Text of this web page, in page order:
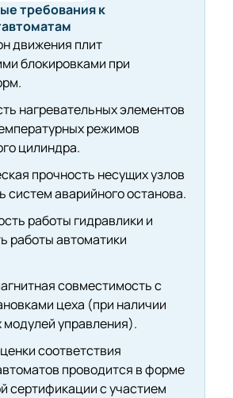
требования к
движения плит
блокировками при
нагревательных элементов
режимов
цилиндра.
прочность несущих узлов
систем аварийного останова.
работы гидравлики и
работы автоматики
совместимость с
цеха (при наличии
модулей управления).
соответствия
проводится в форме
сертификации с участием